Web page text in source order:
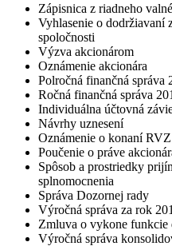
Zápisnica z riadneho
Vyhlasenie o dodržiavaní
spoločnosti
Výzva akcionárom
Oznámenie akcionára
Polročná finančná správa
Ročná finančná správa
Individuálna účtovná
Návrhy uznesení
Oznámenie o konaní RVZ
Poučenie o práve
Spôsob a prostriedky
splnomocnenia
Správa Dozornej rady
Výročná správa za rok
Zmluva o vykone funkcie
Výročná správa